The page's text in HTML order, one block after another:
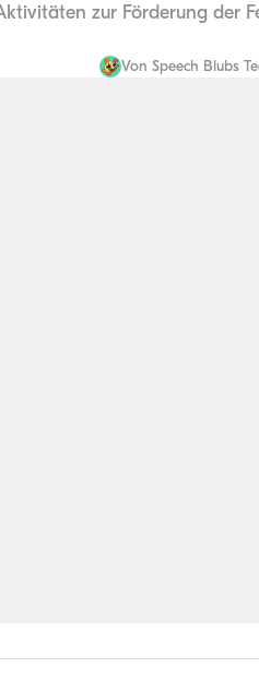
zur Förderung der
Von Speech Blubs